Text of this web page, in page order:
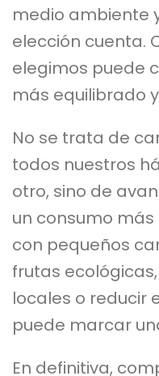
medio ambiente
elección cuenta.
elegimos puede
más equilibrado
No se trata de
todos nuestros
otro, sino de
un consumo
con pequeños
frutas
locales o reducir
puede marcar
En definitiva,